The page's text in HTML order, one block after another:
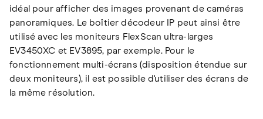
idéal pour afficher des images provenant de caméras
panoramiques. Le boîtier décodeur IP peut ainsi être
utilisé avec les moniteurs FlexScan ultra-larges
EV3450XC et EV3895, par exemple. Pour le
fonctionnement multi-écrans (disposition étendue sur
deux moniteurs), il est possible d'utiliser des écrans de
la même résolution.